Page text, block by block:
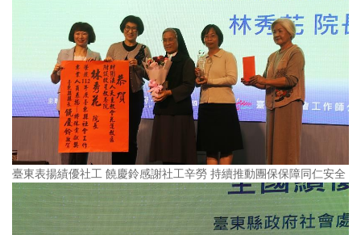
臺東表揚績優社工 饒慶鈴感謝社工辛勞 持續推動團保保障同仁安全